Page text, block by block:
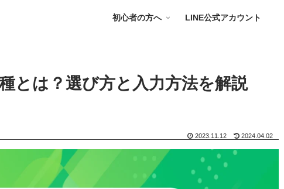
初心者の方へ LINE公式アカウント
とは？選び方と入力方法を解説
2023.11.12 2024.04.02